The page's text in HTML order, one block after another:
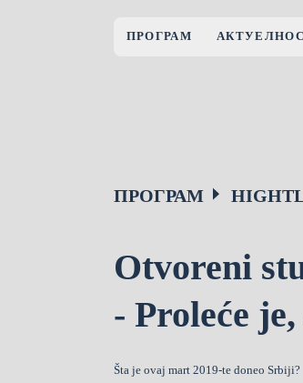
ПРОГРАМ
ПРОГРАМ
Otvoreni
- Proleće
Šta je ovaj mart 2019-te doneo Srbiji?